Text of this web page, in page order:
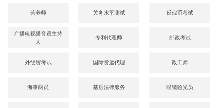
营养师 关务水平测试 反假币考试
广播电视播音员主持
人
专利代理师 邮政考试
外经贸考试 国际货运代理 政工师
海事两员 基层法律服务 眼镜验光员